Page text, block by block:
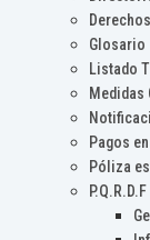
Glosario
Listado
Medidas
Pagos
Póliza
P.Q.R.D.F